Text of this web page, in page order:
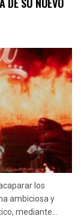
los
ambiciosa y
mediante...